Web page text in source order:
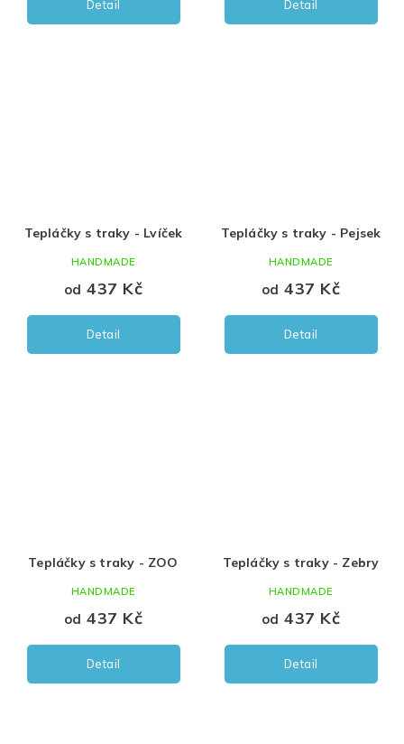
Detail Detail
Tepláčky s traky - Lvíček
od 437 Kč
Detail
HANDMADE
Tepláčky s traky - Pejsek
od 437 Kč
Detail
HANDMADE
Tepláčky s traky - ZOO
od 437 Kč
Detail
HANDMADE
Tepláčky s traky - Zebry
od 437 Kč
Detail
HANDMADE